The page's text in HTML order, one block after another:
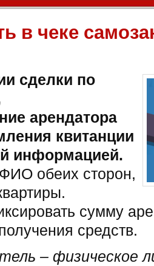
в чеке
сделки по
арендатора
квитанции
информацией.
обеих сторон,
сумму
средств.
– физическое